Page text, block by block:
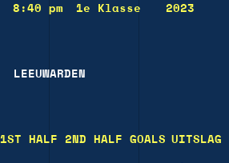
8:40 pm 1e Klasse 2023
LEEUWARDEN
1ST HALF 2ND HALF GOALS UITSLAG